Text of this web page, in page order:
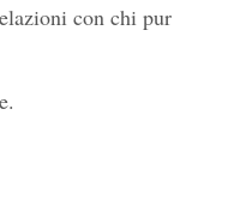
con chi pur